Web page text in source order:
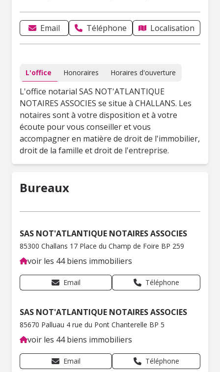
Email Téléphone Localisation
L'office Honoraires Horaires d'ouverture
L'office notarial SAS NOT'ATLANTIQUE
NOTAIRES ASSOCIES se situe à CHALLANS. Les
notaires sont à votre disposition et à votre
écoute pour vous conseiller et vous
accompagner en matière de droit de l'immobilier,
droit de la famille et droit de l'entreprise.
Bureaux
SAS NOT'ATLANTIQUE NOTAIRES ASSOCIES
85300 Challans 17 Place du Champ de Foire BP 259
voir les 44 biens immobiliers
Email Téléphone
SAS NOT'ATLANTIQUE NOTAIRES ASSOCIES
85670 Palluau 4 rue du Pont Chanterelle BP 5
voir les 44 biens immobiliers
Email Téléphone